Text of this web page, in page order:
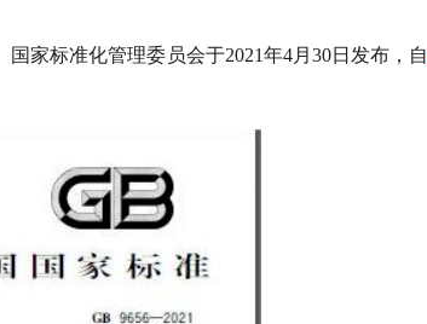
家标准化管理委员会于2021年4月30日发布，自